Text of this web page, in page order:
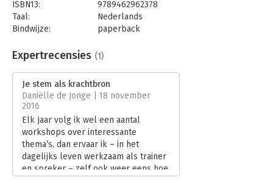
klopt, kan communicatie effectief zijn!
manager P&O en secretaris RvB Meander Medisch Centrum
ISBN13:
9789462962378
Taal:
Nederlands
Bindwijze:
paperback
Uitgever:
AnderZ
Verschijningsdatum:
Hoofdrubriek: Persoonlijke effectiviteit
Expertrecensies (1)
Je stem als krachtbron
Daniëlle de Jonge | 18 november
2016
Elk jaar volg ik wel een aantal
workshops over interessante
thema’s, dan ervaar ik – in het
dagelijks leven werkzaam als trainer
en spreker – zelf ook weer eens hoe